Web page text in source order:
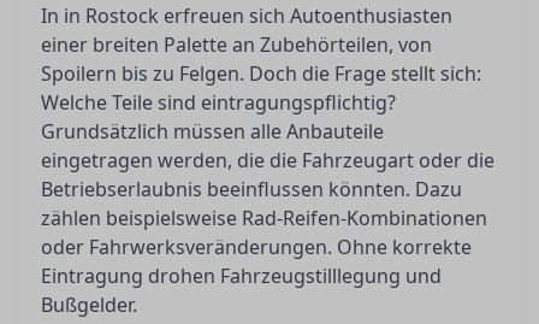
In in Rostock erfreuen sich Autoenthusiasten
einer breiten Palette an Zubehörteilen, von
Spoilern bis zu Felgen. Doch die Frage stellt sich:
Welche Teile sind eintragungspflichtig?
Grundsätzlich müssen alle Anbauteile
eingetragen werden, die die Fahrzeugart oder die
Betriebserlaubnis beeinflussen könnten. Dazu
zählen beispielsweise Rad-Reifen-Kombinationen
oder Fahrwerksveränderungen. Ohne korrekte
Eintragung drohen Fahrzeugstilllegung und
Bußgelder.